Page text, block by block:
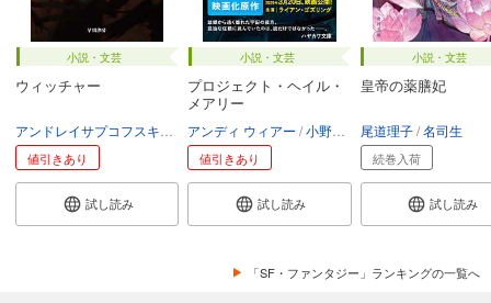
小説・文芸
ウィッチャー
川野靖子 杉浦綾
値引きあり
試し読み
小説・文芸
プロジェクト・ヘイル・
メアリー
アンディ ウィアー 小野田和子
値引きあり
試し読み
小説・文芸
皇帝の薬膳妃
尾道理子 名司生
続巻入荷
試し読み
「SF・ファンタジー」ランキングの一覧へ